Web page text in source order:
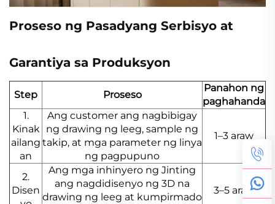
Proseso ng Pasadyang Serbisyo at
Garantiya sa Produksyon
Step Proseso
Panahon ng
paghahanda
1.
Kinak
ailang
an
Ang customer ang nagbibigay
ng drawing ng leeg, sample ng
takip, at mga parameter ng linya
ng pagpupuno
1–3 araw
2.
Disen
Ang mga inhinyero ng Jinting
ang nagdidisenyo ng 3D na
drawing ng leeg at kumpirmado
3–5 araw